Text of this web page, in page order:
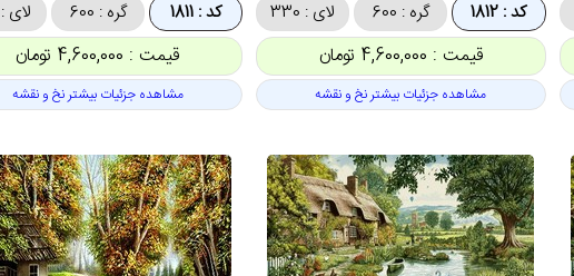
کد : 1812 گره : 600 لای : 330
قیمت : 4,600,000 تومان
مشاهده جزئیات بیشتر نخ و نقشه
کد : 1811 گره : 600 لای :
قیمت : 4,600,000 تومان
مشاهده جزئیات بیشتر نخ و نقشه